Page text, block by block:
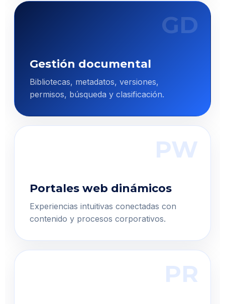
GD
Gestión documental
Bibliotecas, metadatos, versiones,
permisos, búsqueda y clasificación.
PW
Portales web dinámicos
Experiencias intuitivas conectadas con
contenido y procesos corporativos.
PR